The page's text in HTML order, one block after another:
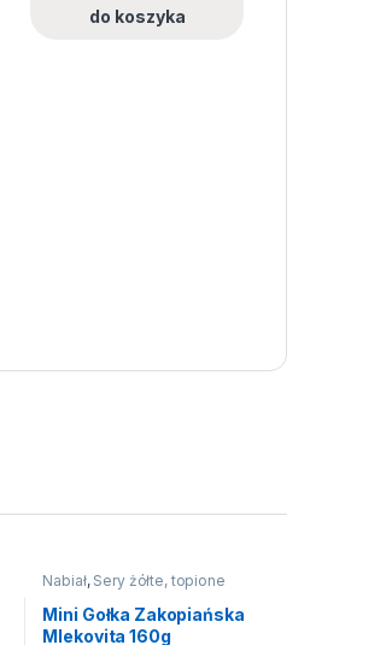
do koszyka
Nabiał, Sery żółte, topione
Mini Gołka Zakopiańska
Mlekovita 160g